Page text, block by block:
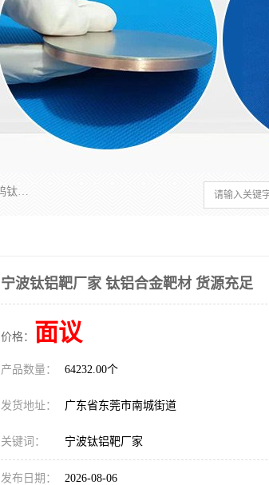
东莞市鼎伟新材料有限公司专业生产：镍钒合金靶、高纯铬靶、钛铝靶、铬铝靶、镍铬合金靶、钨钛合金靶材等；公司先后研发的蒸发材料、溅射靶材系列产品广泛应用到国内外众多知名电子、太阳能企业当中，以较高的性价比，成功发替代了国外进口产品，颇受用户好评。
宁波钛铝靶厂家 钛铝合金靶材 货源充足
价格： 面议
产品数量： 64232.00个
发货地址： 广东省东莞市南城街道
关键词： 宁波钛铝靶厂家
发布日期： 2026-08-06